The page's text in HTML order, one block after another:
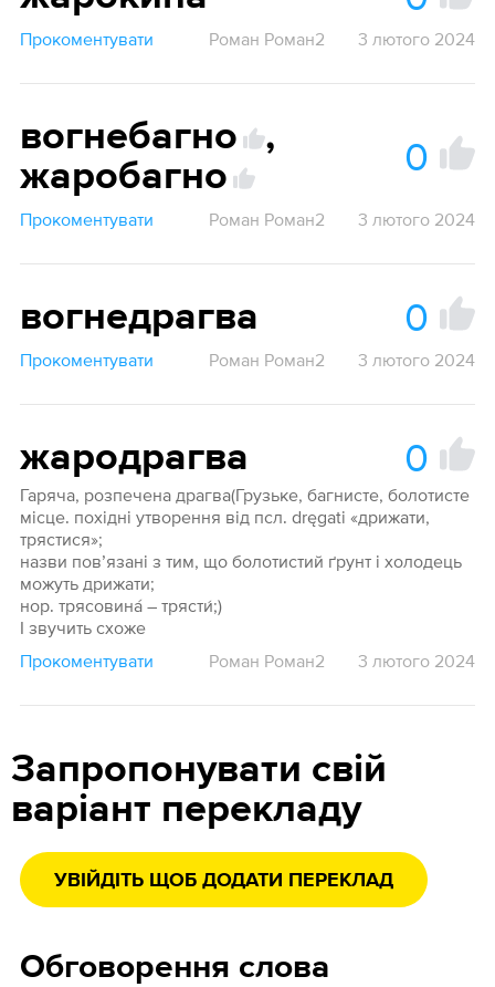
Прокоментувати Роман Роман2 3 лютого 2024
вогнебагно
,
жаробагно
0
Прокоментувати Роман Роман2 3 лютого 2024
вогнедрагва 0
Прокоментувати Роман Роман2 3 лютого 2024
жародрагва 0
Гаряча, розпечена драгва(Грузьке, багнисте, болотисте
місце. похідні утворення від псл. dręgati «дрижати,
трястися»;
назви пов’язані з тим, що болотистий ґрунт і холодець
можуть дрижати;
нор. трясовина́ – трясти́;)
І звучить схоже
Прокоментувати
Роман Роман2 3 лютого 2024
Запропонувати свій
варіант перекладу
УВІЙДІТЬ ЩОБ ДОДАТИ ПЕРЕКЛАД
Обговорення слова